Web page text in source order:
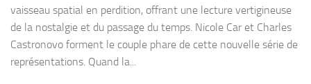
vaisseau spatial en perdition, offrant une lecture vertigineuse
de la nostalgie et du passage du temps. Nicole Car et Charles
Castronovo forment le couple phare de cette nouvelle série de
représentations. Quand la...